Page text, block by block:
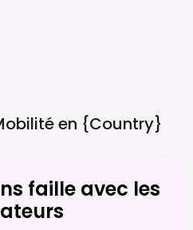
en {country}
faille avec les